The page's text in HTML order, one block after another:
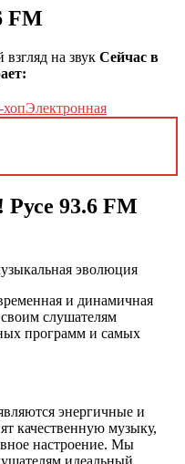
FM
на звук Сейчас в
Электронная
93.6 FM
эволюция
и динамичная
своим слушателям
программ и самых
энергичные и
качественную музыку,
настроение. Мы
идеальный